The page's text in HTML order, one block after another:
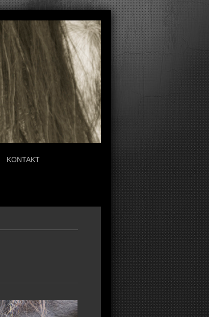
KONTAKT